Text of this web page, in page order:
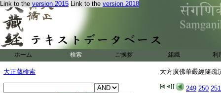
Link to the version 2015 Link to the version 2018
ホーム 検索 ご挨拶 組織 利
大正蔵検索 大方廣佛華嚴經隨疏
249 250 251